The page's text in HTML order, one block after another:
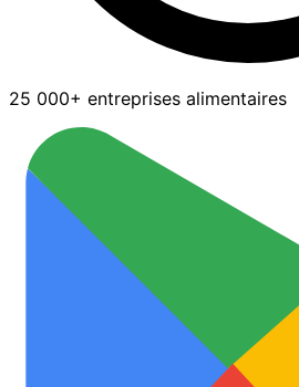
25 000+ entreprises alimentaires